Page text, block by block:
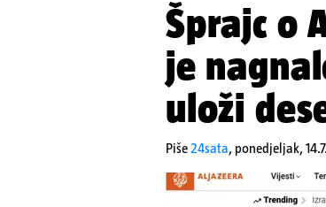
Šprajc o
je
uloži
Piše24sata, ponedjeljak,